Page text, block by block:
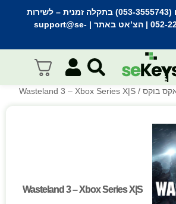
– לשירות
| הצ’אט באתר | support@se-
בוקס / Wasteland 3 – Xbox Series X|S
Wasteland 3 – Xbox Series X|S
Wasteland 3 – Xbox Series X|S